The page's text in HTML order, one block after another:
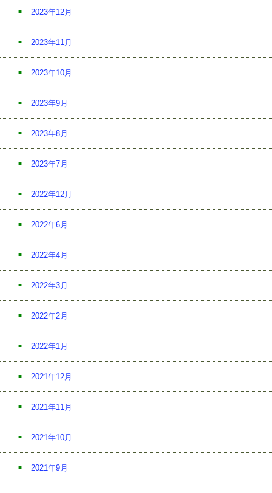
2023年12月
2023年11月
2023年10月
2023年9月
2023年8月
2023年7月
2022年12月
2022年6月
2022年4月
2022年3月
2022年2月
2022年1月
2021年12月
2021年11月
2021年10月
2021年9月